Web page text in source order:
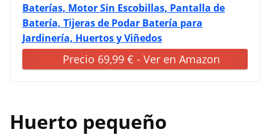
Baterías, Motor Sin Escobillas, Pantalla de
Batería, Tijeras de Podar Batería para
Jardinería, Huertos y Viñedos
Precio 69,99 € - Ver en Amazon
Huerto pequeño